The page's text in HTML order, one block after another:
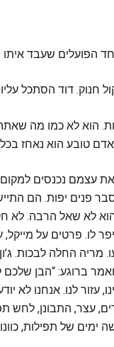
הפועלים שעבד איתו
חנוק. דוד הסתכל
הוא לא כמו מה שאתה
טובע הוא נאחז
עצמם נכנסים
פנים יפות. הם
לא שאל הרבה. לא
לו. פרטים על
מריה החלה לבכות.
ברוגע: “הבן
עזור לנו. אנחנו לא
עצר, התבונן, לחש
של תפילות,